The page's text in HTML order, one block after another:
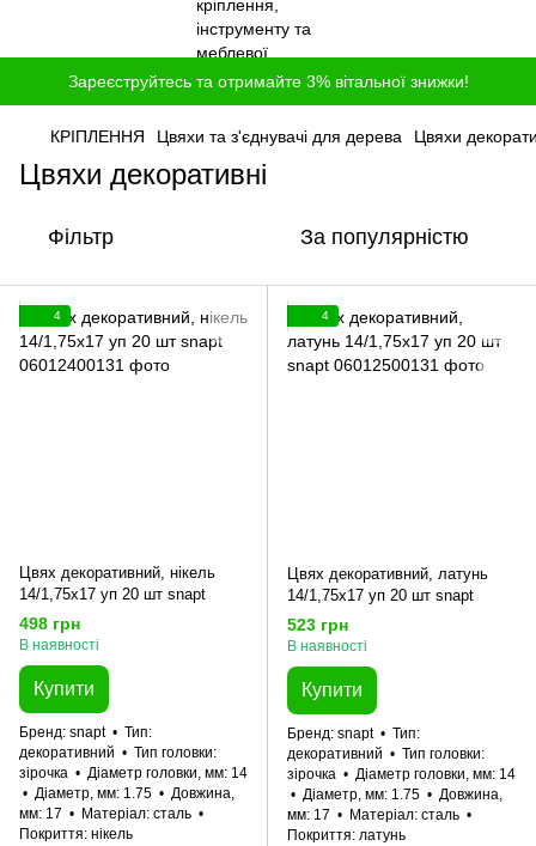
Зареєструйтесь та отримайте 3% вітальної знижки!
КРІПЛЕННЯ Цвяхи та з'єднувачі для дерева Цвяхи
Цвяхи декоративні
Фільтр За популярністю
4
Цвях декоративний, нікель
14/1,75x17 уп 20 шт snapt
498 грн
В наявності
Купити
Бренд snapt
Тип
декоративний
Тип головки
зірочка
Діаметр головки, мм 14
Діаметр, мм 1.75
Довжина,
мм 17 Матеріал сталь
Покриття нікель
4
Цвях декоративний, латунь
14/1,75x17 уп 20 шт snapt
523 грн
В наявності
Купити
Бренд snapt
Тип
декоративний
Тип головки
зірочка
Діаметр головки, мм 14
Діаметр, мм 1.75
Довжина,
мм 17 Матеріал сталь
Покриття латунь